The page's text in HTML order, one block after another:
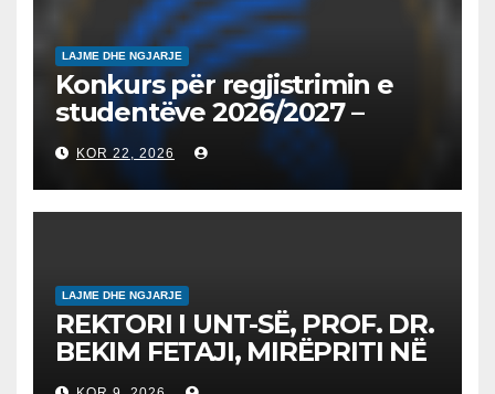
LAJME DHE NGJARJE
Konkurs për regjistrimin e
studentëve 2026/2027 –
Конкурс за запишување на
студенти за 2026/2027
KOR 22, 2026
LAJME DHE NGJARJE
REKTORI I UNT-SË, PROF. DR.
BEKIM FETAJI, MIRËPRITI NË
TAKIM ZYRTAR DREJTORIN E